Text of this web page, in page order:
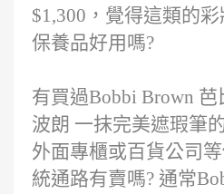
$1,300，覺得這類的彩
保養品好用嗎?
有買過Bobbi Brown 芭
波朗 一抹完美遮瑕筆
外面專櫃或百貨公司
統通路有賣嗎? 通常